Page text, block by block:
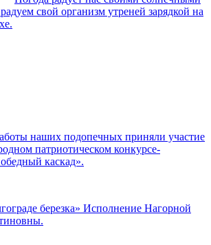
свой организм утреней зарядкой на
наших подопечных приняли участие
патриотическом конкурсе-
каскад».
березка» Исполнение Нагорной